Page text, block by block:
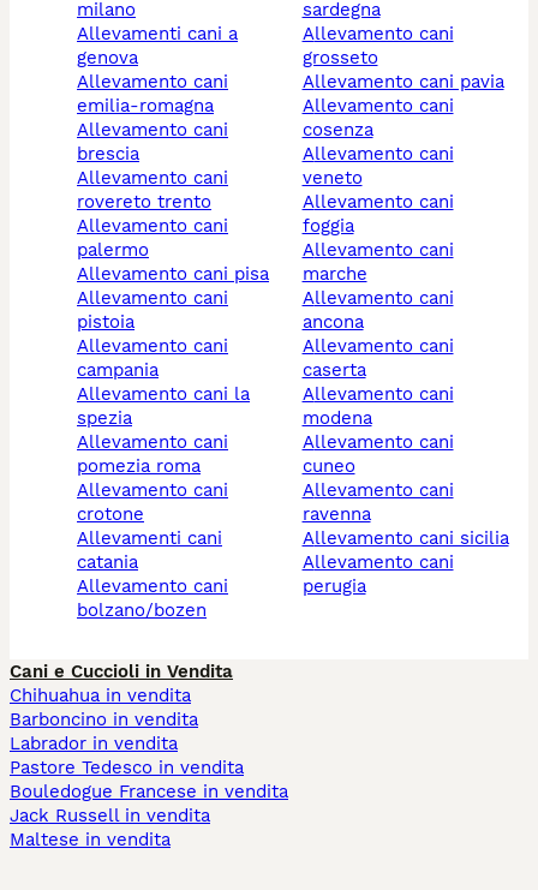
milano
allevamenti cani a
genova
allevamento cani
emilia-romagna
allevamento cani
brescia
allevamento cani
rovereto trento
allevamento cani
palermo
allevamento cani pisa
allevamento cani
pistoia
allevamento cani
campania
allevamento cani la
spezia
allevamento cani
pomezia roma
allevamento cani
crotone
allevamenti cani
catania
allevamento cani
bolzano/bozen
sardegna
allevamento cani
grosseto
allevamento cani pavia
allevamento cani
cosenza
allevamento cani
veneto
allevamento cani
foggia
allevamento cani
marche
allevamento cani
ancona
allevamento cani
caserta
allevamento cani
modena
allevamento cani
cuneo
allevamento cani
ravenna
allevamento cani sicilia
allevamento cani
perugia
Cani e Cuccioli in Vendita
Chihuahua in vendita
Barboncino in vendita
Labrador in vendita
Pastore Tedesco in vendita
Bouledogue Francese in vendita
Jack Russell in vendita
Maltese in vendita